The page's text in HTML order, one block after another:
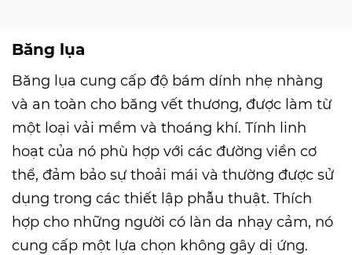
Băng lụa
Băng lụa cung cấp độ bám dính nhẹ nhàng
và an toàn cho băng vết thương, được làm từ
một loại vải mềm và thoáng khí. Tính linh
hoạt của nó phù hợp với các đường viền cơ
thể, đảm bảo sự thoải mái và thường được sử
dụng trong các thiết lập phẫu thuật. Thích
hợp cho những người có làn da nhạy cảm, nó
cung cấp một lựa chọn không gây dị ứng.